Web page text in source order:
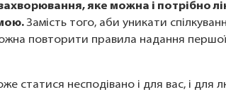
яке можна і потрібно
Замість того, аби уникати
повторити правила надання
статися несподівано і для вас, і для